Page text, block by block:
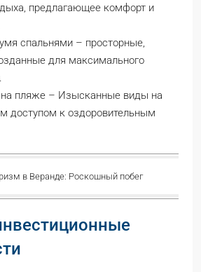
предлагающее комфорт и
спальнями – просторные,
для максимального
пляже – Изысканные виды на
доступом к оздоровительным
в Веранде: Роскошный побег